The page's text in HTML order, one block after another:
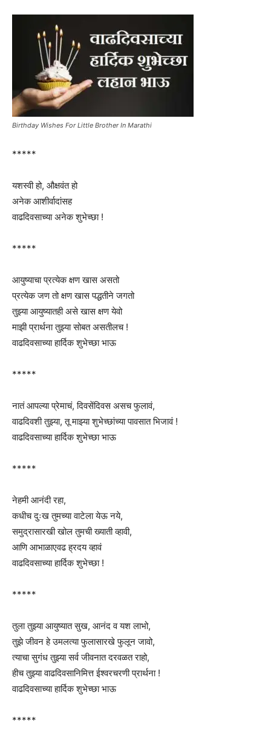
Birthday Wishes For Little Brother In Marathi
*****
यशस्वी हो, औक्षवंत हो
अनेक आशीर्वादांसह
वाढदिवसाच्या अनेक शुभेच्छा !
*****
आयुष्याचा प्रत्येक क्षण खास असतो
प्रत्येक जण तो क्षण खास पद्धतीने जगतो
तुझ्या आयुष्यातही असे खास क्षण येवो
माझी प्रार्थना तुझ्या सोबत असतीलच !
वाढदिवसाच्या हार्दिक शुभेच्छा भाऊ
*****
नातं आपल्या प्रेमाचं, दिवसेंदिवस असच फुलावं,
वाढदिवशी तुझ्या, तू माझ्या शुभेच्छांच्या पावसात भिजावं !
वाढदिवसाच्या हार्दिक शुभेच्छा भाऊ
*****
नेहमी आनंदी रहा,
कधीच दुःख तुमच्या वाटेला येऊ नये,
समुद्रासारखी खोल तुमची ख्याती व्हावी,
आणि आभाळाएवढ ह्रदय व्हावं
वाढदिवसाच्या हार्दिक शुभेच्छा !
*****
तुला तुझ्या आयुष्यात सुख, आनंद व यश लाभो,
तुझे जीवन हे उमलत्या फुलासारखे फुलून जावो,
त्याचा सुगंध तुझ्या सर्व जीवनात दरवळत राहो,
हीच तुझ्या वाढदिवसानिमित्त ईश्वरचरणी प्रार्थना !
वाढदिवसाच्या हार्दिक शुभेच्छा भाऊ
*****